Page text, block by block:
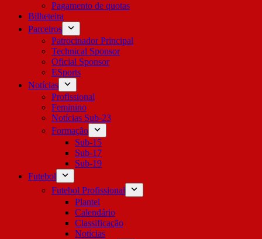
Pagamento de quotas
Bilheteira
Parceiros
Patrocinador Principal
Technical Sponsor
Oficial Sponsor
ESports
Notícias
Profissional
Feminino
Notícias Sub-23
Formação
Sub-15
Sub-17
Sub-19
Futebol
Futebol Profissional
Plantel
Calendário
Classificação
Notícias